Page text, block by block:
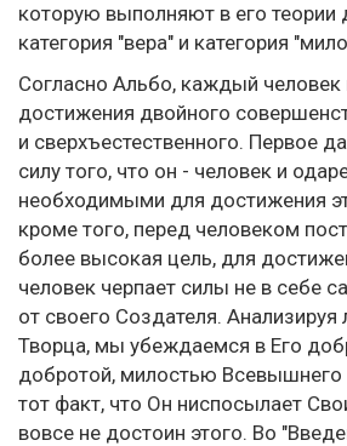
которую выполняют в его теории
категория "вера" и категория
Согласно Альбо, каждый человек
достижения двойного
и сверхъестественного. Первое
силу того, что он - человек и
необходимыми для достижения
кроме того, перед человеком
более высокая цель, для
человек черпает силы не в себе
от своего Создателя.
Творца, мы убеждаемся в Его
добротой, милостью
тот факт, что Он ниспосылает
вовсе не достоин этого. Во